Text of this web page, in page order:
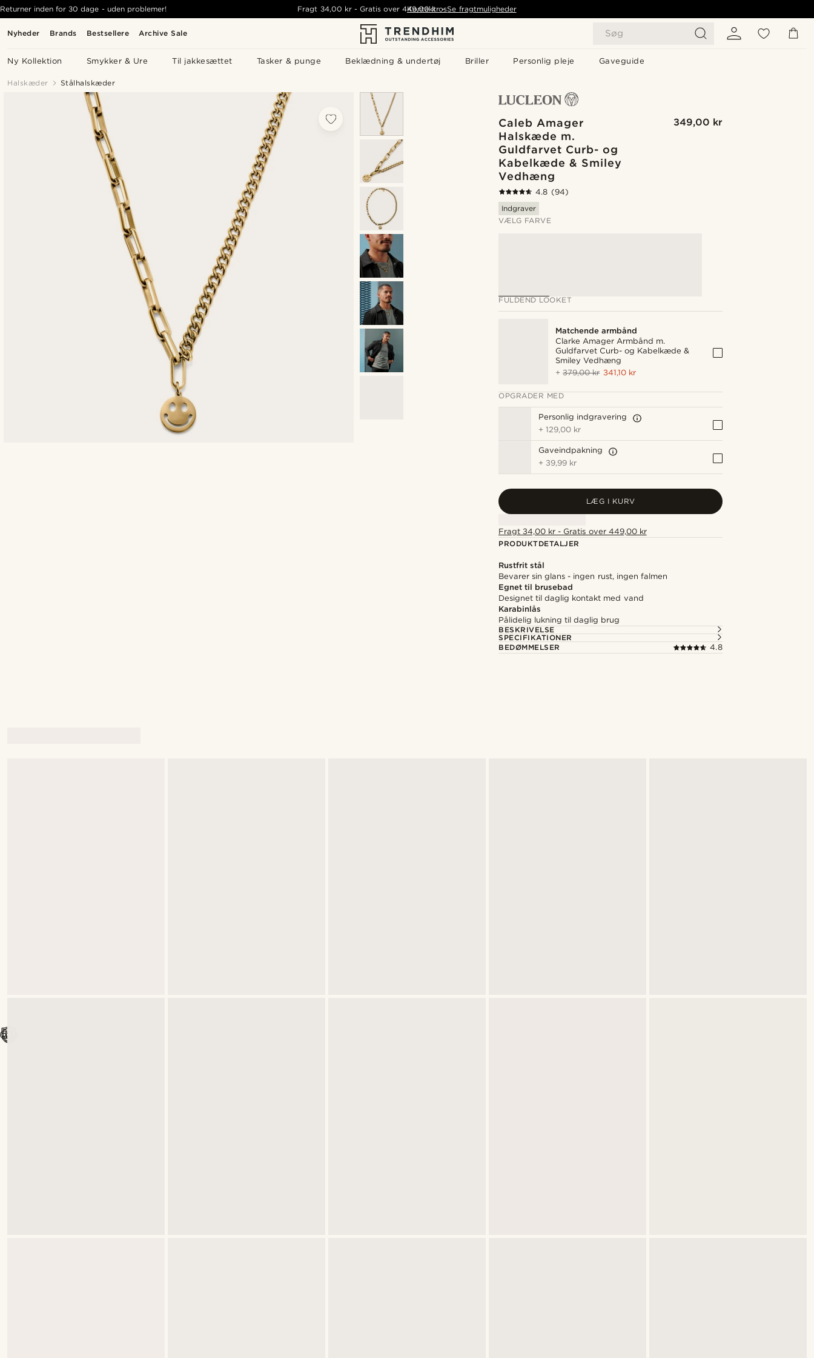
Nyheder Brands Bestsellere Archive Sale Søg
Ny Kollektion Smykker & Ure Til jakkesættet Tasker & punge Beklædning & undertøj Briller Personlig pleje Gaveguide
Returner inden for 30 dage - uden problemer! Fragt 34,00 kr- Gratis over 449,00 kr - Se fragtmuligheder
Kontakt os
Halskæder Stålhalskæder
Caleb Amager
Halskæde m.
Guldfarvet Curb- og
Kabelkæde & Smiley
Vedhæng
349,00 kr
4.8 (94)
Indgraver
VÆLG FARVE
FULDEND LOOKET
Matchende armbånd
Clarke Amager Armbånd m.
Guldfarvet Curb- og Kabelkæde &
Smiley Vedhæng
+379,00 kr 341,10 kr
OPGRADER MED
Personlig indgravering
+129,00 kr
Gaveindpakning
+ 39,99 kr
LÆG I KURV
Fragt 34,00 kr - Gratis over 449,00 kr
PRODUKTDETALJER
Rustfrit stål
Bevarer sin glans - ingen rust, ingen falmen
Egnet til brusebad
Designet til daglig kontakt med vand
Karabinlås
Pålidelig lukning til daglig brug
BESKRIVELSE
SPECIFIKATIONER
BEDØMMELSER
4.8